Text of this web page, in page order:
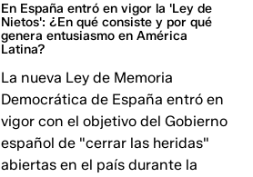
En España entró en vigor la 'Ley de
Nietos': ¿En qué consiste y por qué
genera entusiasmo en América
Latina?
La nueva Ley de Memoria
Democrática de España entró en
vigor con el objetivo del Gobierno
español de "cerrar las heridas"
abiertas en el país durante la